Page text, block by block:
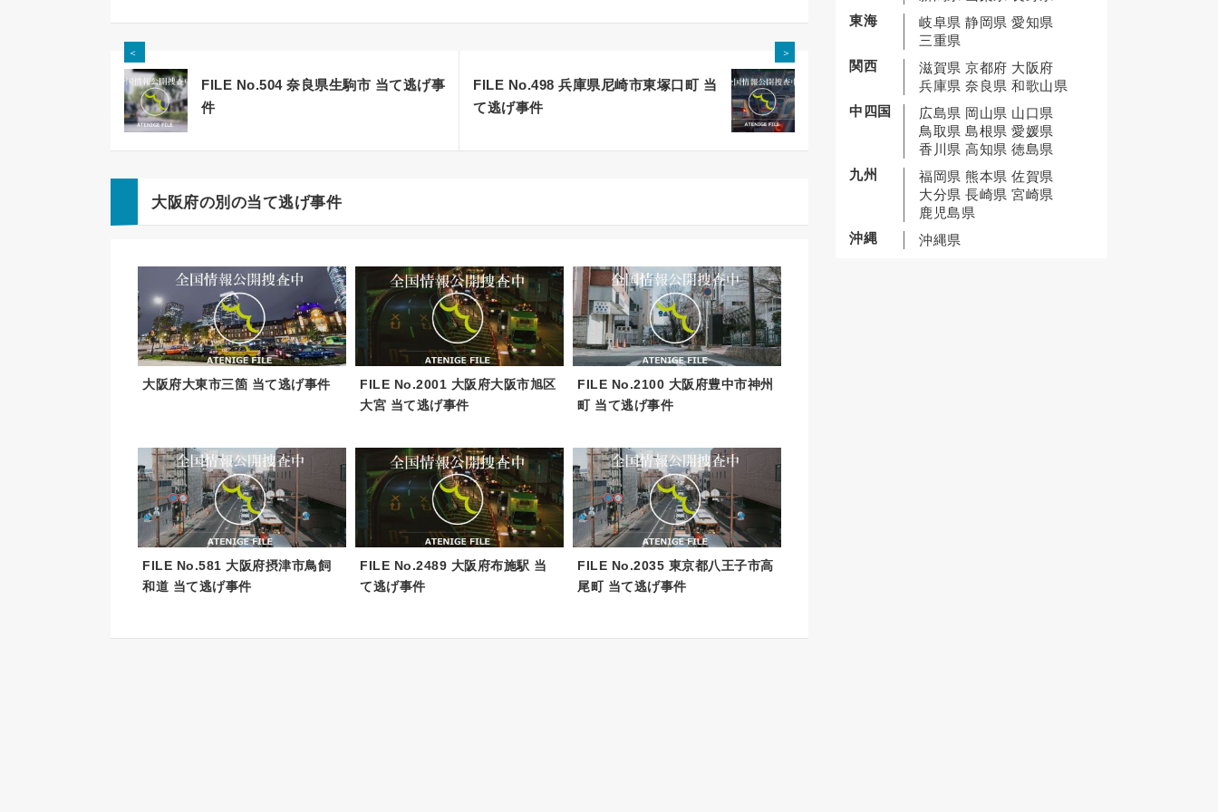
＜
FILE No.504 奈良県生駒市 当て逃げ事
件
＞
FILE No.498 兵庫県尼崎市東塚口町 当
て逃げ事件
大阪府の別の当て逃げ事件
大阪府大東市三箇 当て逃げ事件
FILE No.2001 大阪府大阪市旭区
大宮 当て逃げ事件
FILE No.2100 大阪府豊中市神州
町 当て逃げ事件
FILE No.581 大阪府摂津市鳥飼
和道 当て逃げ事件
FILE No.2489 大阪府布施駅 当
て逃げ事件
FILE No.2035 東京都八王子市高
尾町 当て逃げ事件
東海
岐阜県 静岡県 愛知県
三重県
関西
滋賀県 京都府 大阪府
兵庫県 奈良県 和歌山県
中四国
広島県 岡山県 山口県
鳥取県 島根県 愛媛県
香川県 高知県 徳島県
九州
福岡県 熊本県 佐賀県
大分県 長崎県 宮崎県
鹿児島県
沖縄
沖縄県